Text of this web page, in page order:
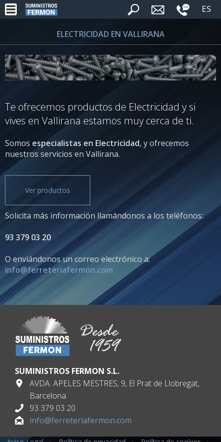
ES
ELECTRICIDAD EN VALLIRANA
Te ofrecemos productos de Electricidad y si
vives en Vallirana estamos muy cerca de ti.
Somos especialistas en Electricidad, y ofrecemos
nuestros servicios en Vallirana.
Ver productos
Solicita más información llamándonos a los teléfonos:
93 379 03 20
O enviándonos un correo electrónico a:
info@ferreteriafermon.com
SUMINISTROS FERMON S.L.
AVDA. APELES MESTRES, 9, El Prat de Llobregat,
Barcelona
93 379 03 20
info@ferreteriafermon.com